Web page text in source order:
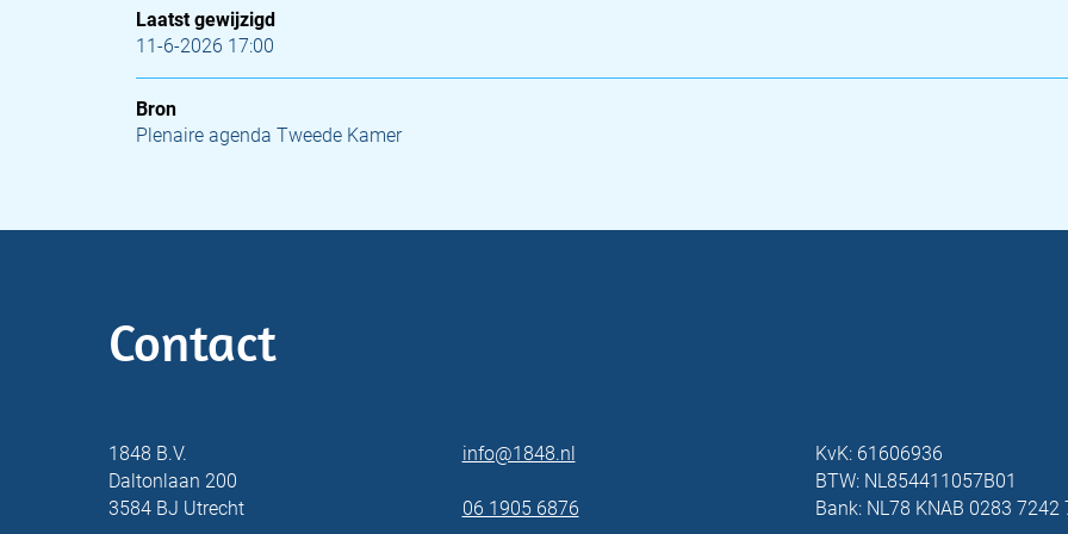
Laatst gewijzigd
11-6-2026 17:00
Bron
Plenaire agenda Tweede Kamer
Contact
1848 B.V.
Daltonlaan 200
3584 BJ Utrecht
info@1848.nl
06 1905 6876
KvK: 61606936
BTW: NL854411057B01
Bank: NL78 KNAB 0283 7242